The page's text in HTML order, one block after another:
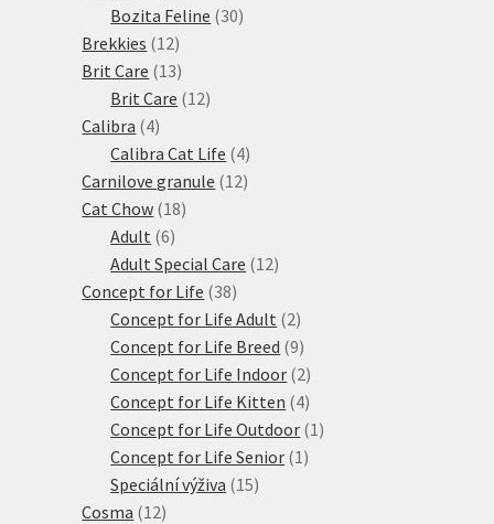
produktů
Bozita Feline 3030
Brekkies 1212
produktů
Brit Care 1313
produktů
Brit Care 1212
Calibra 44
produkty
Calibra Cat Life 44
produkty
Carnilove granule 1212
Cat Chow 1818
Adult 66
produktů
Adult Special Care 1212
Concept for Life 3838
produktů
Concept for Life Adult 22
produkty
Concept for Life Breed 99
produktů
Concept for Life Indoor 22
produkty
Concept for Life Kitten 44
produkty
Concept for Life Outdoor 1 1
Concept for Life Senior 1 1
Speciální výživa 1515
Cosma 1212